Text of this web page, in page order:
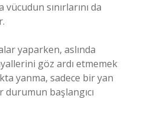
sınırlarını da
yaparken, aslında
göz ardı etmemek
yanma, sadece bir yan
başlangıcı